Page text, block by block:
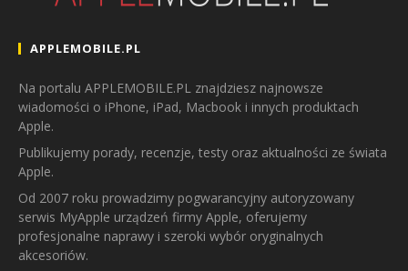
APPLEMOBILE.PL
Na portalu APPLEMOBILE.PL znajdziesz najnowsze
wiadomości o iPhone, iPad, Macbook i innych produktach
Apple.
Publikujemy porady, recenzje, testy oraz aktualności ze świata
Apple.
Od 2007 roku prowadzimy pogwarancyjny autoryzowany
serwis MyApple urządzeń firmy Apple, oferujemy
profesjonalne naprawy i szeroki wybór oryginalnych
akcesoriów.